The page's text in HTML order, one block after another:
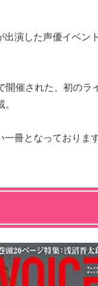
演した声優イベント
開催された、初のラ
冊となっておりま